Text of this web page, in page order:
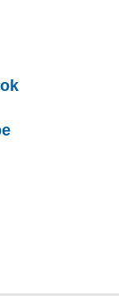
(Gwefan
(Gwefan